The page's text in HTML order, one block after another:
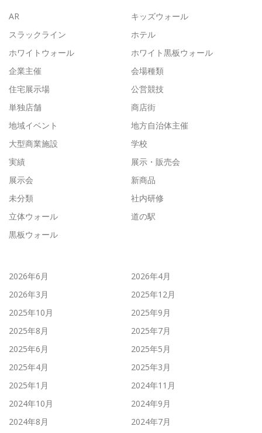
AR
キッズウォール
スラックライン
ホテル
ホワイトウォール
ホワイト黒板ウォール
企業主催
会場種類
住宅展示場
公営競技
単独店舗
商店街
地域イベント
地方自治体主催
大型商業施設
学校
実績
展示・販売会
展示会
新商品
未分類
社内研修
立体ウォール
道の駅
黒板ウォール
2026年6月
2026年4月
2026年3月
2025年12月
2025年10月
2025年9月
2025年8月
2025年7月
2025年6月
2025年5月
2025年4月
2025年3月
2025年1月
2024年11月
2024年10月
2024年9月
2024年8月
2024年7月